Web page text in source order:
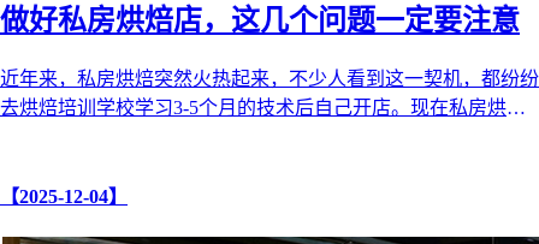
做好私房烘焙店，这几个问题一定要注意
近年来，私房烘焙突然火热起来，不少人看到这一契机，都纷纷
去烘焙培训学校学习3-5个月的技术后自己开店。现在私房烘焙
【2025-12-04】